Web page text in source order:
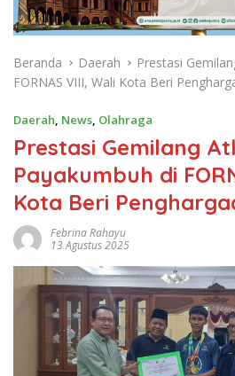
Beranda Daerah
Prestasi
FORNAS VIII, Wali Kota Beri
Daerah, News, Olahraga
Prestasi Gemilang
Payakumbuh di
Kota Beri
Febrina Rahayu
13 Agustus 2025